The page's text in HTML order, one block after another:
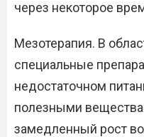
через некоторое
Мезотерапия. В
специальные
недостаточном
полезными
замедленный рост